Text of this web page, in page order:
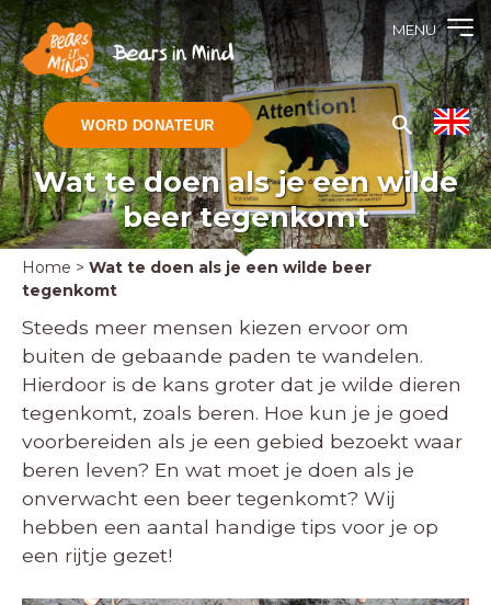
MENU
WORD DONATEUR
Wat te doen als je een wilde
beer tegenkomt
Home > Wat te doen als je een wilde beer
tegenkomt
Steeds meer mensen kiezen ervoor om
buiten de gebaande paden te wandelen.
Hierdoor is de kans groter dat je wilde dieren
tegenkomt, zoals beren. Hoe kun je je goed
voorbereiden als je een gebied bezoekt waar
beren leven? En wat moet je doen als je
onverwacht een beer tegenkomt? Wij
hebben een aantal handige tips voor je op
een rijtje gezet!